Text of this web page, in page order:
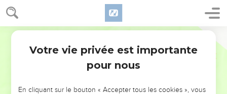
NE MANQUEZ PAS L’ÉVÉNEMENT
Votre vie privée est importante
pour nous
En cliquant sur le bouton « Accepter tous les cookies », vous